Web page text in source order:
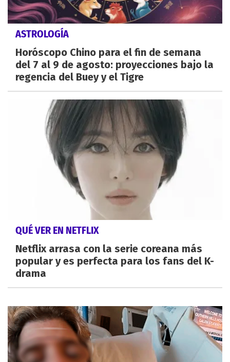
ASTROLOGÍA
Horóscopo Chino para el fin de semana
del 7 al 9 de agosto: proyecciones bajo la
regencia del Buey y el Tigre
QUÉ VER EN NETFLIX
Netflix arrasa con la serie coreana más
popular y es perfecta para los fans del K-
drama